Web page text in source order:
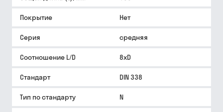
Покрытие Нет
Серия средняя
Соотношение L/D 8xD
Стандарт DIN 338
Тип по стандарту N